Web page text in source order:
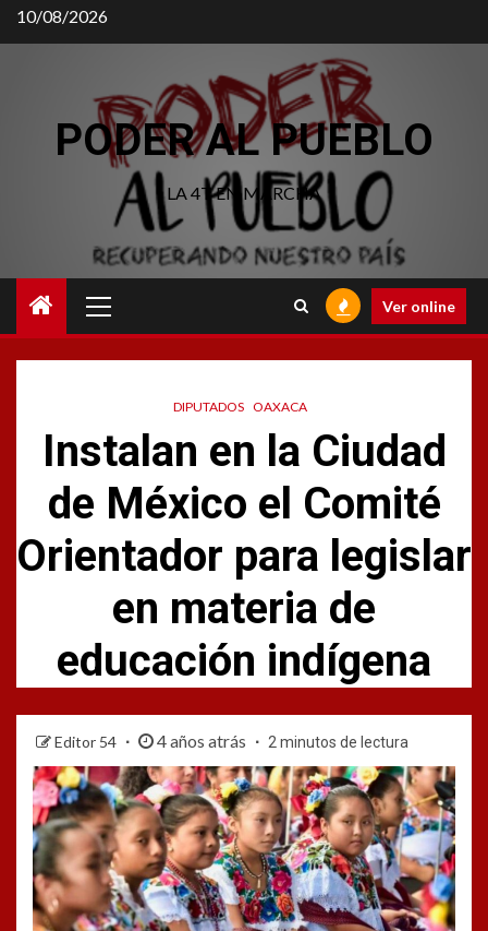
Saltar
al
10/08/2026
PODER AL PUEBLO
LA 4T EN MARCHA
principal
Ver online
DIPUTADOS OAXACA
Instalan en la Ciudad
de México el Comité
Orientador para legislar
en materia de
educación indígena
Editor 54 4 años atrás 2 minutos de lectura